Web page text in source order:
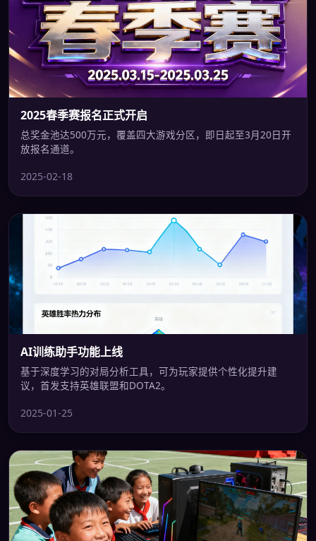
2025春季赛报名正式开启
总奖金池达500万元，覆盖四大游戏分区，即日起至3月20日开
放报名通道。
2025-02-18
AI训练助手功能上线
基于深度学习的对局分析工具，可为玩家提供个性化提升建
议，首发支持英雄联盟和DOTA2。
2025-01-25